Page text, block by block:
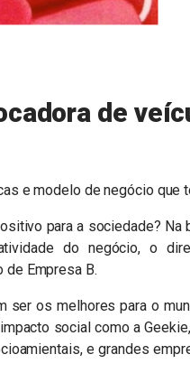
de
e modelo de negócio que
para a sociedade? Na
do negócio, o
de Empresa B.
ser os melhores para o
social como a
e grandes